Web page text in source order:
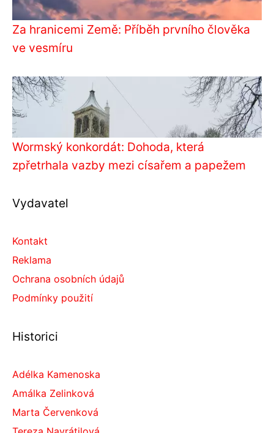
Za hranicemi Země: Příběh prvního člověka
ve vesmíru
Wormský konkordát: Dohoda, která
zpřetrhala vazby mezi císařem a papežem
Vydavatel
Kontakt
Reklama
Ochrana osobních údajů
Podmínky použití
Historici
Adélka Kamenoska
Amálka Zelinková
Marta Červenková